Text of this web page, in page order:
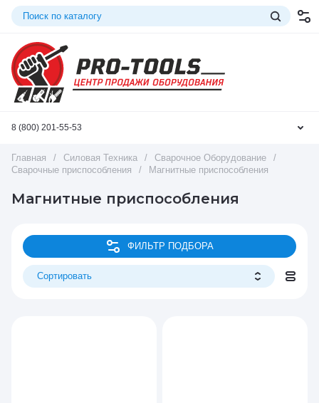
8 (800) 201-55-53
Главная / Силовая Техника / Сварочное Оборудование
/
Сварочные приспособления
/ Магнитные приспособления
Магнитные приспособления
ФИЛЬТР ПОДБОРА
Сортировать